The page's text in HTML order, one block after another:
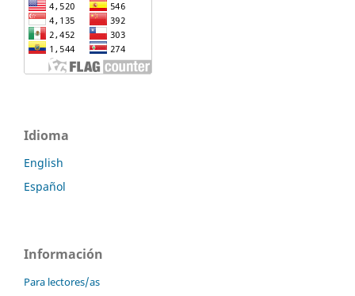
Idioma
English
Español
Información
Para lectores/as